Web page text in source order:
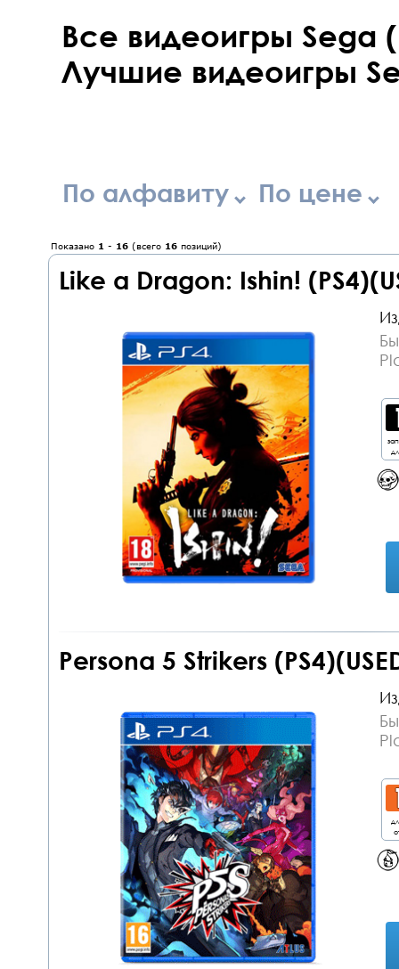
Все видеоигры Sega
Лучшие видеоигры
По алфавиту По цене
Показано 1 - 16 (всего 16 позиций)
Like a Dragon: Ishin!
Persona 5 Strikers